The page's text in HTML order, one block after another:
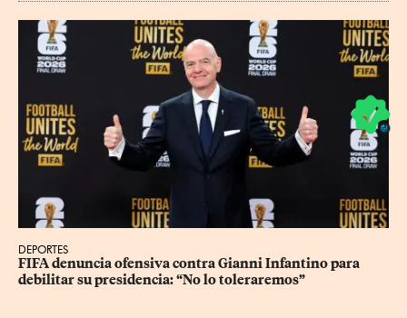
DEPORTES
FIFA denuncia ofensiva contra Gianni Infantino para
debilitar su presidencia: “No lo toleraremos”